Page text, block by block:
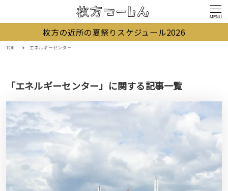
MENU
枚方の近所の夏祭りスケジュール2026
TOP エネルギーセンター
「エネルギーセンター」に関する記事一覧